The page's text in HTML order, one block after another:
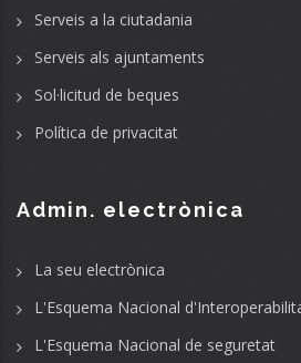
Serveis a la ciutadania
Serveis als ajuntaments
Sol·licitud de beques
Política de privacitat
Admin. electrònica
La seu electrònica
L'Esquema Nacional
L'Esquema Nacional de seguretat